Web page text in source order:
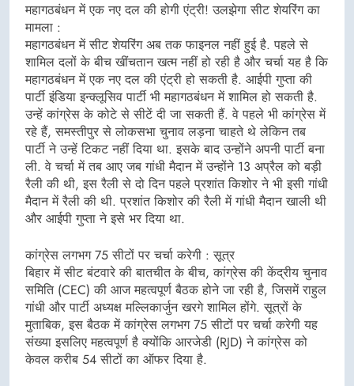
महागठबंधन में एक नए दल की होगी एंट्री! उलझेगा सीट शेयरिंग का
मामला :
महागठबंधन में सीट शेयरिंग अब तक फाइनल नहीं हुई है. पहले से
शामिल दलों के बीच खींचतान खत्म नहीं हो रही है और चर्चा यह है कि
महागठबंधन में एक नए दल की एंट्री हो सकती है. आईपी गुप्ता की
पार्टी इंडिया इन्क्लूसिव पार्टी भी महागठबंधन में शामिल हो सकती है.
उन्हें कांग्रेस के कोटे से सीटें दी जा सकती हैं. वे पहले भी कांग्रेस में
रहे हैं, समस्तीपुर से लोकसभा चुनाव लड़ना चाहते थे लेकिन तब
पार्टी ने उन्हें टिकट नहीं दिया था. इसके बाद उन्होंने अपनी पार्टी बना
ली. वे चर्चा में तब आए जब गांधी मैदान में उन्होंने 13 अप्रैल को बड़ी
रैली की थी, इस रैली से दो दिन पहले प्रशांत किशोर ने भी इसी गांधी
मैदान में रैली की थी. प्रशांत किशोर की रैली में गांधी मैदान खाली थी
और आईपी गुप्ता ने इसे भर दिया था.
कांग्रेस लगभग 75 सीटों पर चर्चा करेगी : सूत्र
बिहार में सीट बंटवारे की बातचीत के बीच, कांग्रेस की केंद्रीय चुनाव
समिति (CEC) की आज महत्वपूर्ण बैठक होने जा रही है, जिसमें राहुल
गांधी और पार्टी अध्यक्ष मल्लिकार्जुन खरगे शामिल होंगे. सूत्रों के
मुताबिक, इस बैठक में कांग्रेस लगभग 75 सीटों पर चर्चा करेगी यह
संख्या इसलिए महत्वपूर्ण है क्योंकि आरजेडी (RJD) ने कांग्रेस को
केवल करीब 54 सीटों का ऑफर दिया है.